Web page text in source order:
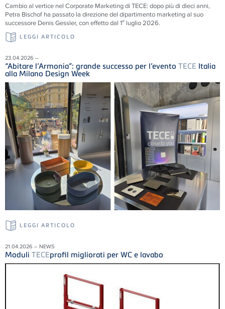
Cambio al vertice nel Corporate Marketing di TECE: dopo più di dieci anni,
Petra Bischof ha passato la direzione del dipartimento marketing al suo
successore Denis Gessler, con effetto dal 1° luglio 2026.
LEGGI ARTICOLO
23.04.2026 –
“Abitare l’Armonia”: grande successo per l’evento TECE Italia
alla Milano Design Week
LEGGI ARTICOLO
21.04.2026 – NEWS
Moduli TECEprofil migliorati per WC e lavabo